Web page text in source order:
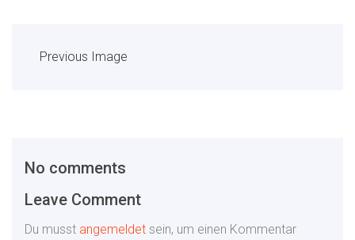
Previous Image
No comments
Leave Comment
Du musst angemeldet sein, um einen Kommentar